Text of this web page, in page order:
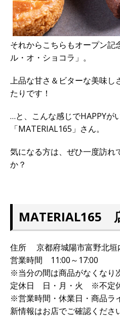
それからこちらもオープン記
ル・オ・ショコラ」。
上品な甘さ＆ビターな美味し
たりです！
…と、こんな感じでHAPPYが
「MATERIAL165」さん。
気になる方は、ぜひ一度訪れ
か？
MATERIAL165
住所 京都府城陽市富野北垣
営業時間 11:00～17:00
※当分の間は商品がなくなり
定休日 日・月・火 ※不定
※営業時間・休業日・商品ラ
新情報はお店でご確認くださ